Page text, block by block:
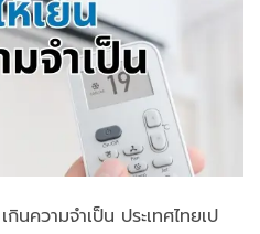
นความจำเป็น ประเทศไทยเป